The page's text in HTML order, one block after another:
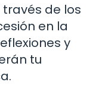
de los
en la
y
tu